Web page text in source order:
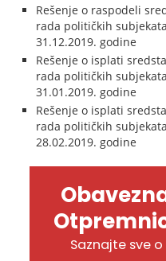
Rešenje o raspodeli
rada političkih
31.12.2019. godine
Rešenje o isplati
rada političkih
31.01.2019. godine
Rešenje o isplati
rada političkih
28.02.2019. godine
Saznajte sve